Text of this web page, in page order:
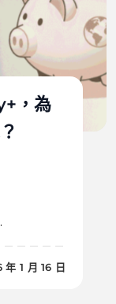
，為
年 1 月 16 日